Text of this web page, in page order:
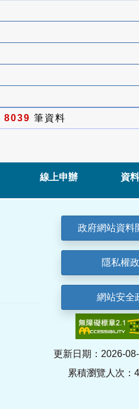
8039 筆資料
線上申辦 資
政府網站資料
隱私權
網站安全
更新日期：2026-
累積瀏覽人次：